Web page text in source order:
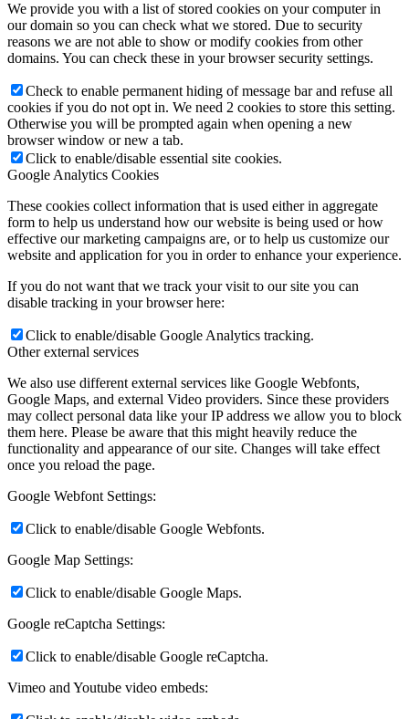
We provide you with a list of stored cookies on your computer in
our domain so you can check what we stored. Due to security
reasons we are not able to show or modify cookies from other
domains. You can check these in your browser security settings.
Check to enable permanent hiding of message bar and refuse all
cookies if you do not opt in. We need 2 cookies to store this setting.
Otherwise you will be prompted again when opening a new
browser window or new a tab.
Click to enable/disable essential site cookies.
Google Analytics Cookies
These cookies collect information that is used either in aggregate
form to help us understand how our website is being used or how
effective our marketing campaigns are, or to help us customize our
website and application for you in order to enhance your experience.
If you do not want that we track your visit to our site you can
disable tracking in your browser here:
Click to enable/disable Google Analytics tracking.
Other external services
We also use different external services like Google Webfonts,
Google Maps, and external Video providers. Since these providers
may collect personal data like your IP address we allow you to block
them here. Please be aware that this might heavily reduce the
functionality and appearance of our site. Changes will take effect
once you reload the page.
Google Webfont Settings:
Click to enable/disable Google Webfonts.
Google Map Settings:
Click to enable/disable Google Maps.
Google reCaptcha Settings:
Click to enable/disable Google reCaptcha.
Vimeo and Youtube video embeds: